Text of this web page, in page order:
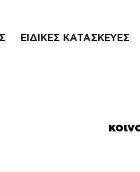
ΕΙΔΙΚΕΣ ΚΑΤΑΣΚΕΥΕΣ